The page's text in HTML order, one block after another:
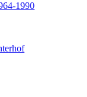
1990